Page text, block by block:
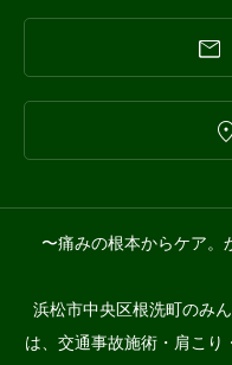

〜痛みの根本からケア。
浜松市中央区根洗町のみ
は、交通事故施術・肩こり